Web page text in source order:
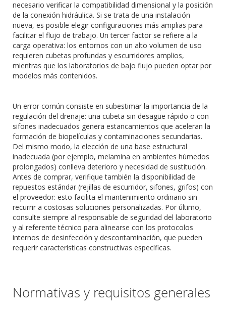
necesario verificar la compatibilidad dimensional y la posición
de la conexión hidráulica. Si se trata de una instalación
nueva, es posible elegir configuraciones más amplias para
facilitar el flujo de trabajo. Un tercer factor se refiere a la
carga operativa: los entornos con un alto volumen de uso
requieren cubetas profundas y escurridores amplios,
mientras que los laboratorios de bajo flujo pueden optar por
modelos más contenidos.
Un error común consiste en subestimar la importancia de la
regulación del drenaje: una cubeta sin desagüe rápido o con
sifones inadecuados genera estancamientos que aceleran la
formación de biopelículas y contaminaciones secundarias.
Del mismo modo, la elección de una base estructural
inadecuada (por ejemplo, melamina en ambientes húmedos
prolongados) conlleva deterioro y necesidad de sustitución.
Antes de comprar, verifique también la disponibilidad de
repuestos estándar (rejillas de escurridor, sifones, grifos) con
el proveedor: esto facilita el mantenimiento ordinario sin
recurrir a costosas soluciones personalizadas. Por último,
consulte siempre al responsable de seguridad del laboratorio
y al referente técnico para alinearse con los protocolos
internos de desinfección y descontaminación, que pueden
requerir características constructivas específicas.
Normativas y requisitos generales